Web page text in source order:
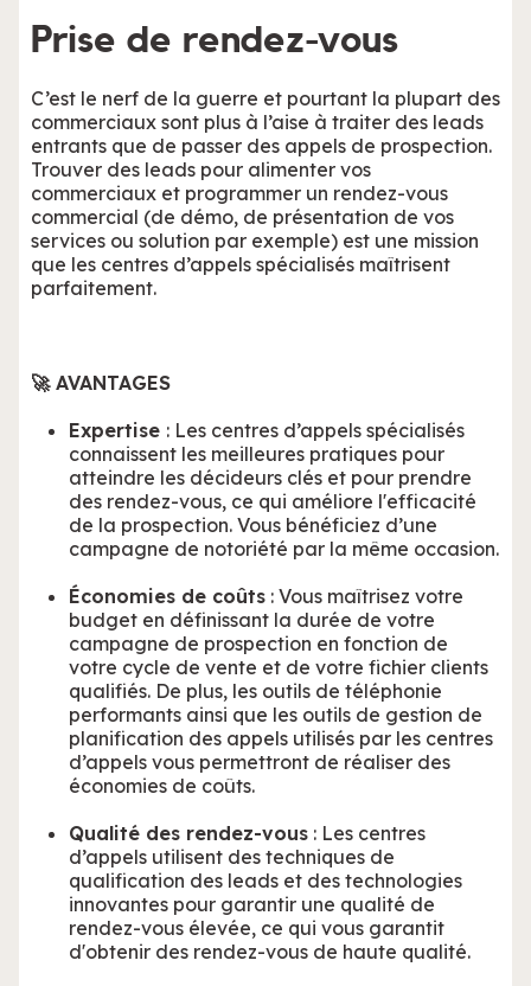
Prise de rendez-vous
C’est le nerf de la guerre et pourtant la plupart des
commerciaux sont plus à l’aise à traiter des leads
entrants que de passer des appels de prospection.
Trouver des leads pour alimenter vos
commerciaux et programmer un rendez-vous
commercial (de démo, de présentation de vos
services ou solution par exemple) est une mission
que les centres d’appels spécialisés maîtrisent
parfaitement.
🚀 AVANTAGES
Expertise : Les centres d’appels spécialisés
connaissent les meilleures pratiques pour
atteindre les décideurs clés et pour prendre
des rendez-vous, ce qui améliore l'efficacité
de la prospection. Vous bénéficiez d’une
campagne de notoriété par la même occasion.
Économies de coûts : Vous maîtrisez votre
budget en définissant la durée de votre
campagne de prospection en fonction de
votre cycle de vente et de votre fichier clients
qualifiés. De plus, les outils de téléphonie
performants ainsi que les outils de gestion de
planification des appels utilisés par les centres
d’appels vous permettront de réaliser des
économies de coûts.
Qualité des rendez-vous : Les centres
d’appels utilisent des techniques de
qualification des leads et des technologies
innovantes pour garantir une qualité de
rendez-vous élevée, ce qui vous garantit
d'obtenir des rendez-vous de haute qualité.